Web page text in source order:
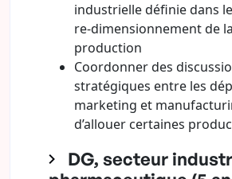
industrielle définie dans
re-dimensionnement de
production
Coordonner des
stratégiques entre les
marketing et
d’allouer certaines
DG, secteur